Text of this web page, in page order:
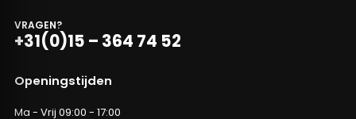
VRAGEN?
+31(0)15 – 364 74 52
Openingstijden
Ma - Vrij 09:00 - 17:00